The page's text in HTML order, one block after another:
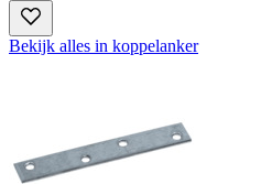
Bekijk alles in koppelanker